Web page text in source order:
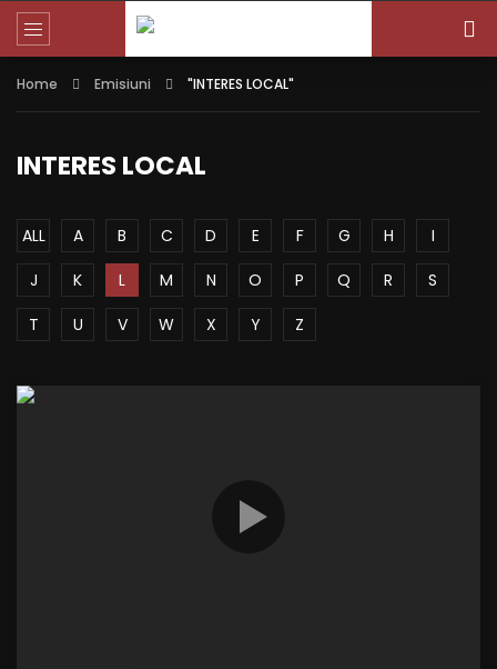
Home Emisiuni "INTERES LOCAL"
INTERES LOCAL
ALL A B C D E F G H
I
J
K L M N O P Q R
S
T
U V W X Y Z